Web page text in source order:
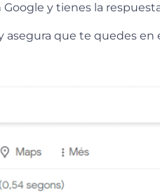
y tienes la
asegura que te quedes en